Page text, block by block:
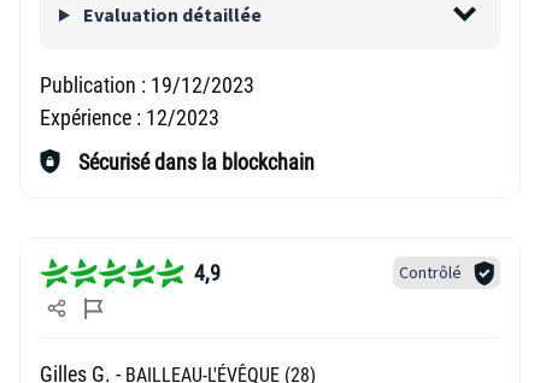
Evaluation détaillée
Publication : 19/12/2023
Expérience : 12/2023
Sécurisé dans la blockchain
4,9 Contrôlé
Gilles G. - BAILLEAU-L'ÉVÊQUE (28)